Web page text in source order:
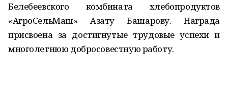
Белебеевского комбината хлебопродуктов
«АгроСельМаш» Азату Башарову. Награда
присвоена за достигнутые трудовые успехи и
многолетнюю добросовестную работу.